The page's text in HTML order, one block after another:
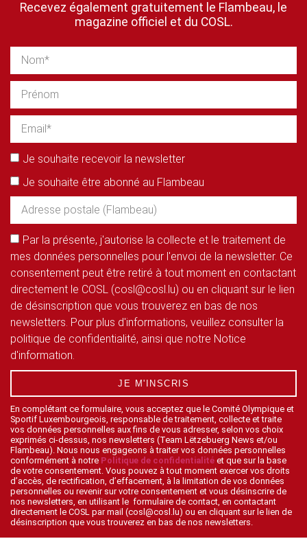
Recevez également gratuitement le Flambeau, le
magazine officiel et du COSL.
Je souhaite recevoir la newsletter
Je souhaite être abonné au Flambeau
Par la présente, j'autorise la collecte et le traitement de
mes données personnelles pour l'envoi de la newsletter. Ce
consentement peut être retiré à tout moment en contactant
directement le COSL (cosl@cosl.lu) ou en cliquant sur le lien
de désinscription que vous trouverez en bas de nos
newsletters. Pour plus d'informations, veuillez consulter la
politique de confidentialité, ainsi que notre Notice
d'information.
JE M'INSCRIS
En complétant ce formulaire, vous acceptez que le Comité Olympique et
Sportif Luxembourgeois, responsable de traitement, collecte et traite
vos données personnelles aux fins de vous adresser, selon vos choix
exprimés ci-dessus, nos newsletters (Team Lëtzebuerg News et/ou
Flambeau). Nous nous engageons à traiter vos données personnelles
conformément à notre Politique de confidentialité et que sur la base
de votre consentement. Vous pouvez à tout moment exercer vos droits
d’accès, de rectification, d’effacement, à la limitation de vos données
personnelles ou revenir sur votre consentement et vous désinscrire de
nos newsletters, en utilisant le formulaire de contact, en contactant
directement le COSL par mail (cosl@cosl.lu) ou en cliquant sur le lien de
désinscription que vous trouverez en bas de nos newsletters.